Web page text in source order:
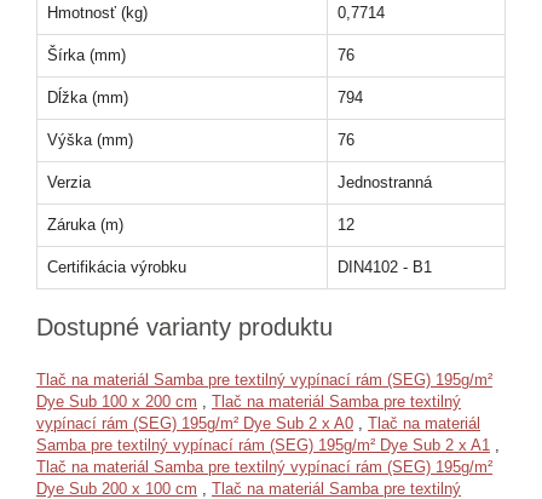
Hmotnosť (kg) 0,7714
Šírka (mm) 76
Dĺžka (mm) 794
Výška (mm) 76
Verzia Jednostranná
Záruka (m) 12
Certifikácia výrobku DIN4102 - B1
Dostupné varianty produktu
Tlač na materiál Samba pre textilný vypínací rám (SEG) 195g/m²
Dye Sub 100 x 200 cm
Tlač na materiál Samba pre textilný
vypínací rám (SEG) 195g/m² Dye Sub 2 x A0
Tlač na materiál
Samba pre textilný vypínací rám (SEG) 195g/m² Dye Sub 2 x A1
Tlač na materiál Samba pre textilný vypínací rám (SEG) 195g/m²
Dye Sub 200 x 100 cm
Tlač na materiál Samba pre textilný